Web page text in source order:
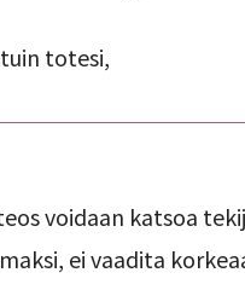
totesi,
voidaan katsoa
ei vaadita